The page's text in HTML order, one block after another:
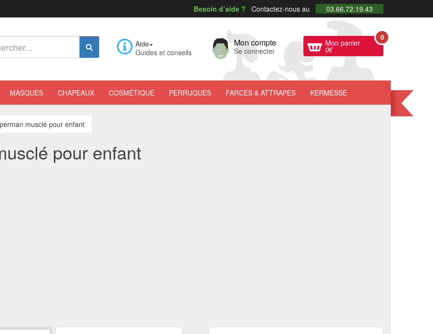
Besoin d’aide ? Contactez-nous au 03.66.72.19.43
Aide
Guides et conseils
Mon compte
Se connecter
Mon panier
0€
0
MASQUES CHAPEAUX COSMÉTIQUE PERRUQUES FARCES & ATTRAPES KERMESSE
musclé pour enfant
pour enfant